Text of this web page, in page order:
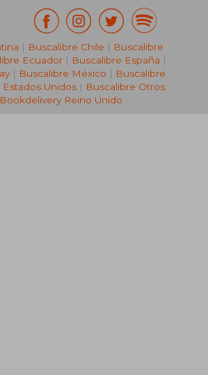
| Buscalibre Chile | Buscalibre
Ecuador | Buscalibre España |
| Buscalibre México | Buscalibre
Estados Unidos| Buscalibre Otros
Bookdelivery Reino Unido